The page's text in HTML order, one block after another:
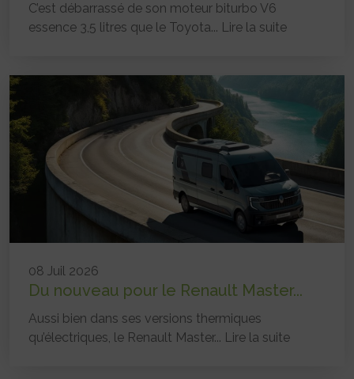
C’est débarrassé de son moteur biturbo V6
essence 3,5 litres que le Toyota... Lire la suite
08 Juil 2026
Du nouveau pour le Renault Master...
Aussi bien dans ses versions thermiques
qu’électriques, le Renault Master... Lire la suite